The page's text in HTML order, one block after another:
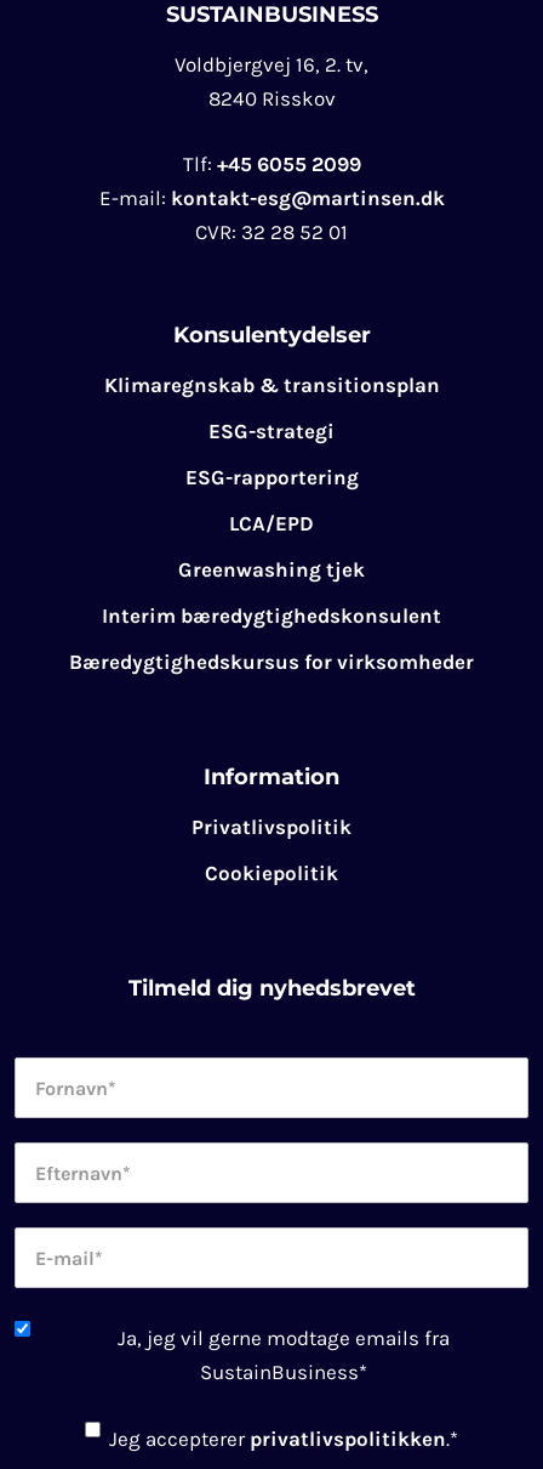
SUSTAINBUSINESS
Voldbjergvej 16, 2. tv,
8240 Risskov
Tlf: +45 6055 2099
E-mail: kontakt-esg@martinsen.dk
CVR: 32 28 52 01
Konsulentydelser
Klimaregnskab & transitionsplan
ESG-strategi
ESG-rapportering
LCA/EPD
Greenwashing tjek
Interim bæredygtighedskonsulent
Bæredygtighedskursus for virksomheder
Information
Privatlivspolitik
Cookiepolitik
Tilmeld dig nyhedsbrevet
NewsletterJa, jeg vil gerne modtage emails fra
SustainBusiness*
Consent *
Jeg accepterer privatlivspolitikken.*